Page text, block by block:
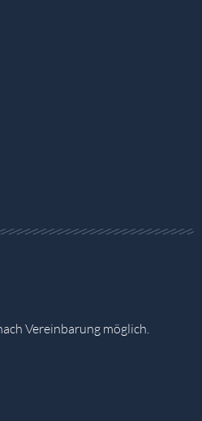
Vereinbarung möglich.